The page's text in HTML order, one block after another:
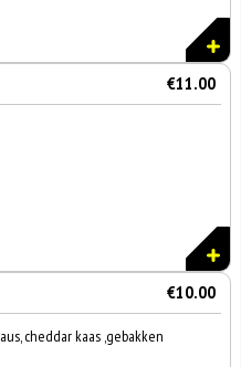
€11.00
€10.00
cheddar kaas ,gebakken